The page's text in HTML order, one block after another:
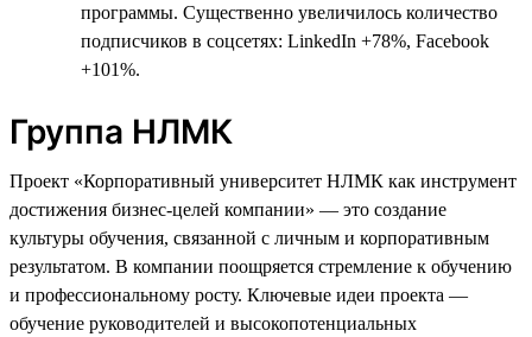
программы. Существенно увеличилось количество
подписчиков в соцсетях: LinkedIn +78%, Facebook
+101%.
Группа НЛМК
Проект «Корпоративный университет НЛМК как инструмент
достижения бизнес-целей компании» — это создание
культуры обучения, связанной с личным и корпоративным
результатом. В компании поощряется стремление к обучению
и профессиональному росту. Ключевые идеи проекта —
обучение руководителей и высокопотенциальных